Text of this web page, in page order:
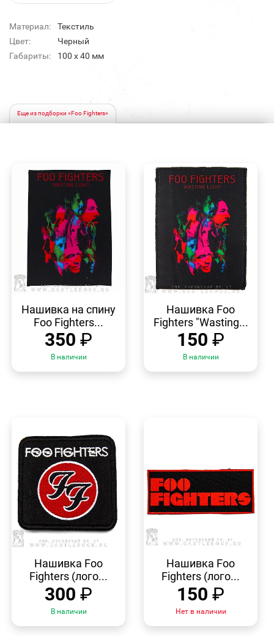
Материал:
Текстиль
Цвет:
Черный
Габариты:
100 x 40 мм
Еще из подборки «Foo Fighters»
Нашивка на спину
Foo Fighters...
350 ₽
В наличии
ПРОСМОТР
Нашивка Foo
Fighters "Wasting...
150 ₽
В наличии
ПРОСМОТР
Нашивка Foo
Fighters (лого...
300 ₽
В наличии
ПРОСМОТР
Нашивка Foo
Fighters (лого...
150 ₽
Нет в наличии